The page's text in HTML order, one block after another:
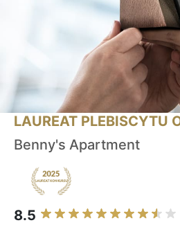
LAUREAT PLEBISCYTU
Benny's Apartment
8.5